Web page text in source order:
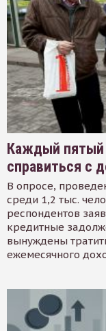
Каждый пятый
справиться с
В опросе,
среди 1,2 тыс.
респондентов
кредитные
вынуждены
ежемесячного